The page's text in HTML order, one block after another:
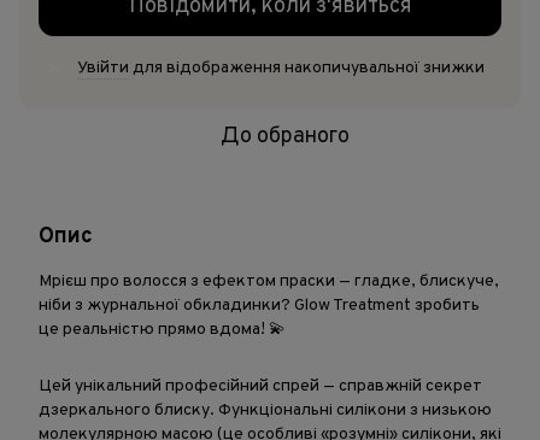
Повідомити, коли з'явиться
Увійти для відображення накопичувальної знижки
До обраного
Опис
Мрієш про волосся з ефектом праски — гладке, блискуче,
ніби з журнальної обкладинки? Glow Treatment зробить
це реальністю прямо вдома! 💫
Цей унікальний професійний спрей — справжній секрет
дзеркального блиску. Функціональні силікони з низькою
молекулярною масою (це особливі «розумні» силікони, які